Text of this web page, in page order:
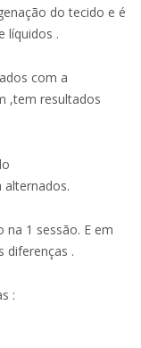
do tecido e é
líquidos .
com a
,tem resultados
alternados.
1 sessão. E em
diferenças .
: